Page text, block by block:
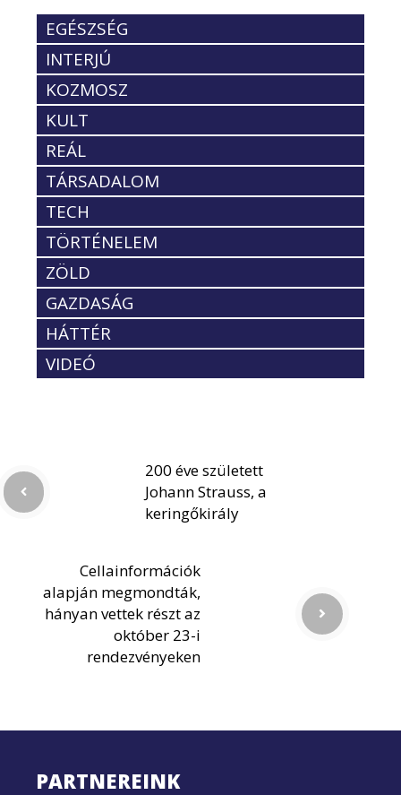
EGÉSZSÉG
INTERJÚ
KOZMOSZ
KULT
REÁL
TÁRSADALOM
TECH
TÖRTÉNELEM
ZÖLD
GAZDASÁG
HÁTTÉR
VIDEÓ
200 éve született
Johann Strauss, a
keringőkirály
Cellainformációk
alapján megmondták,
hányan vettek részt az
október 23-i
rendezvényeken
PARTNEREINK